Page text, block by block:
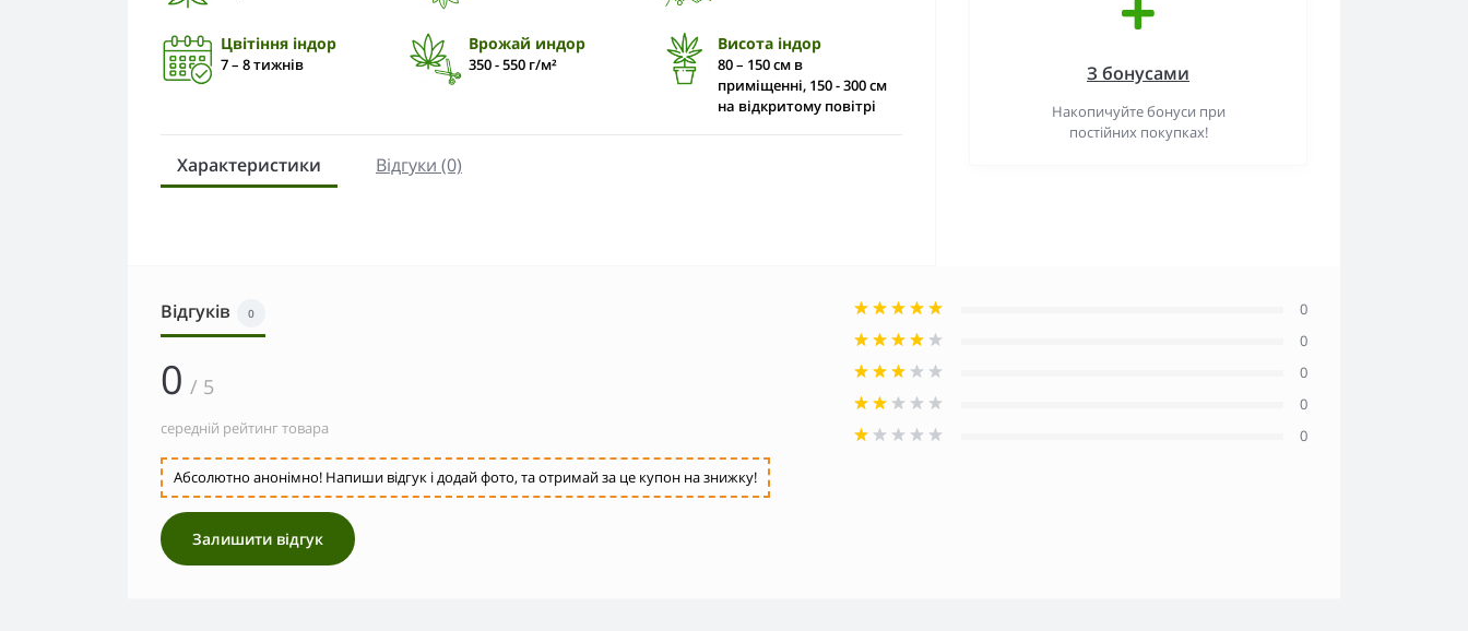
Цвітіння індор
7 – 8 тижнів
Врожай индор
350 - 550 г/м²
Висота індор
80 – 150 см в
приміщенні, 150 - 300 см
на відкритому повітрі
Характеристики Відгуки (0)
З бонусами
Накопичуйте бонуси при
постійних покупках!
Відгуків 0
0 / 5
середній рейтинг товара
Абсолютно анонімно! Напиши відгук і додай фото, та отримай за це купон на знижку!
Залишити відгук
0
0
0
0
0